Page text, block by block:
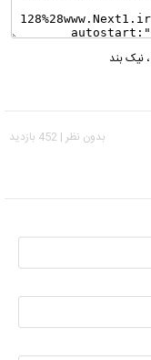
،نیک بند
بدون نظر | 452 بازدید